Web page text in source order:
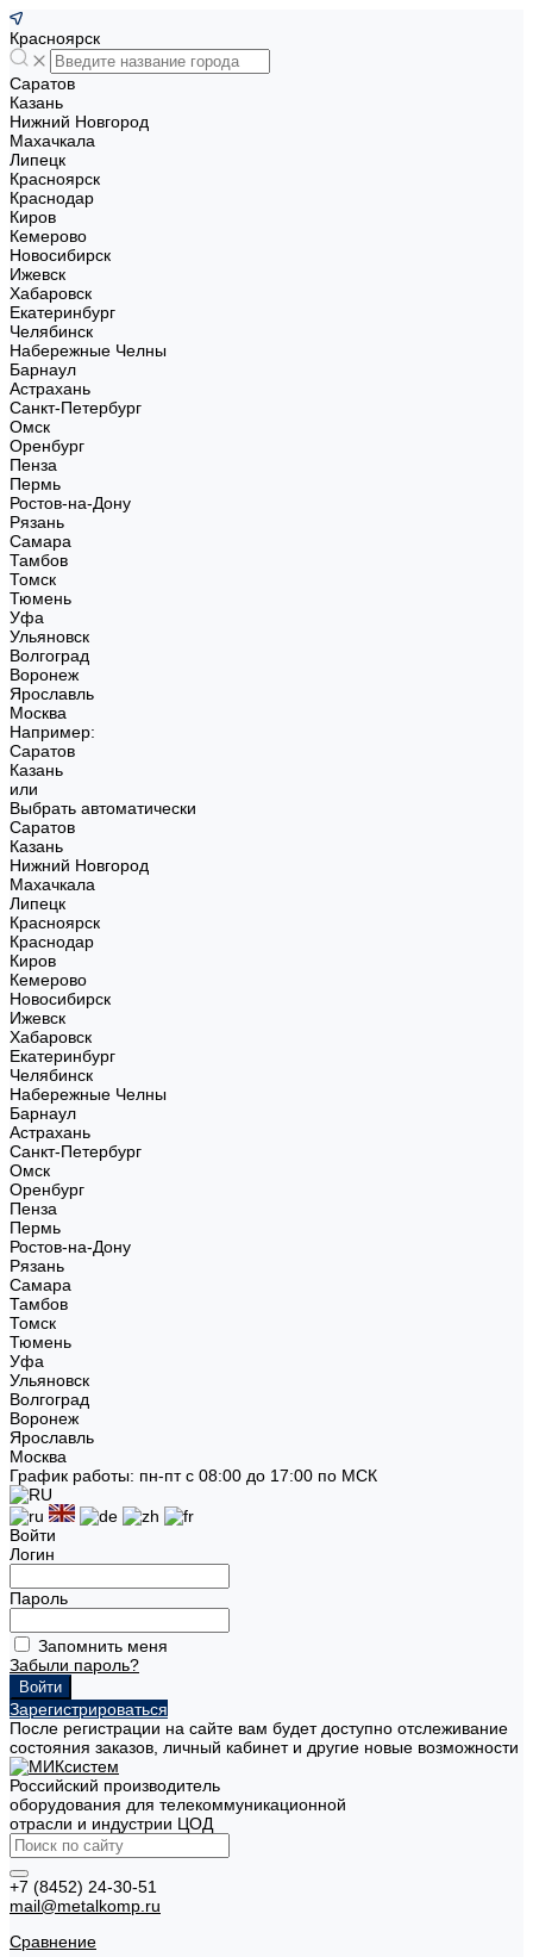
Красноярск
Саратов
Казань
Нижний Новгород
Махачкала
Липецк
Красноярск
Краснодар
Киров
Кемерово
Новосибирск
Ижевск
Хабаровск
Екатеринбург
Челябинск
Набережные Челны
Барнаул
Астрахань
Санкт-Петербург
Омск
Оренбург
Пенза
Пермь
Ростов-на-Дону
Рязань
Самара
Тамбов
Томск
Тюмень
Уфа
Ульяновск
Волгоград
Воронеж
Ярославль
Москва
Например:
Саратов
Казань
или
Выбрать автоматически
Саратов
Казань
Нижний Новгород
Махачкала
Липецк
Красноярск
Краснодар
Киров
Кемерово
Новосибирск
Ижевск
Хабаровск
Екатеринбург
Челябинск
Набережные Челны
Барнаул
Астрахань
Санкт-Петербург
Омск
Оренбург
Пенза
Пермь
Ростов-на-Дону
Рязань
Самара
Тамбов
Томск
Тюмень
Уфа
Ульяновск
Волгоград
Воронеж
Ярославль
Москва
График работы: пн-пт с 08:00 до 17:00 по МСК
Войти
Логин
Пароль
Запомнить меня
Забыли пароль?
Зарегистрироваться
После регистрации на сайте вам будет доступно отслеживание
состояния заказов, личный кабинет и другие новые возможности
Российский производитель
оборудования для телекоммуникационной
отрасли и индустрии ЦОД
+7 (8452) 24-30-51
mail@metalkomp.ru
Сравнение